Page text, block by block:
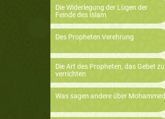
Die Widerlegung der Lügen der
Feinde des Islam
Des Propheten Verehrung
Die Art des Propheten, das Gebet zu
verrichten
Was sagen andere über Mohammed